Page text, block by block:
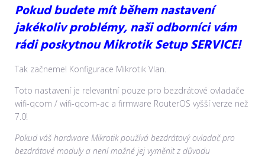
Pokud budete mít během nastavení
jakékoliv problémy, naši odborníci vám
rádi poskytnouMikrotik Setup SERVICE!
Tak začneme! Konfigurace Mikrotik Vlan.
Toto nastavení je relevantní pouze pro bezdrátové ovladače
wifi-qcom / wifi-qcom-ac a firmware RouterOS vyšší verze než
7.0!
Pokud váš hardware Mikrotik používá bezdrátový ovladač pro
bezdrátové moduly a není možné jej vyměnit z důvodu